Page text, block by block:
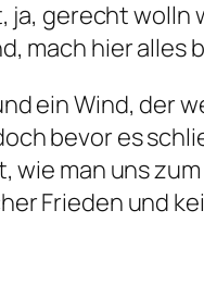
ja, gerecht wolln
mach hier alles
ein Wind, der
bevor es
wie man uns
Frieden und